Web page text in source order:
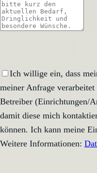
Ich willige ein, dass
meiner Anfrage verarbeitet
Betreiber (Einrichtungen/
damit diese mich
können. Ich kann meine
Weitere Informationen: